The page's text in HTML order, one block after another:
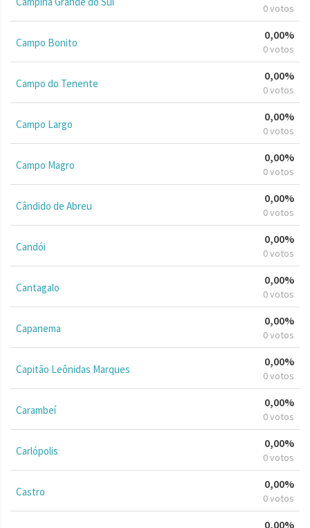
0 votos
Campo Bonito
0,00%
0 votos
Campo do Tenente
0,00%
0 votos
Campo Largo
0,00%
0 votos
Campo Magro
0,00%
0 votos
Cândido de Abreu
0,00%
0 votos
Candói
0,00%
0 votos
Cantagalo
0,00%
0 votos
Capanema
0,00%
0 votos
Capitão Leônidas Marques
0,00%
0 votos
Carambeí
0,00%
0 votos
Carlópolis
0,00%
0 votos
Castro
0,00%
0 votos
0,00%